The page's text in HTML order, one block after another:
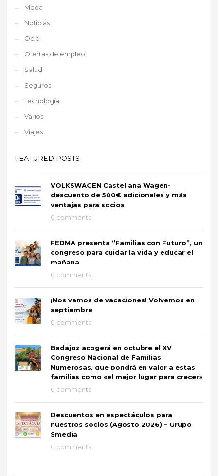
Moda
Noticias
Ocio
Ofertas de empleo
Salud
Seguros
Tecnología
Varios
Viajes
FEATURED POSTS
VOLKSWAGEN Castellana Wagen-
descuento de 500€ adicionales y más
ventajas para socios
0 comments
FEDMA presenta “Familias con Futuro”, un
congreso para cuidar la vida y educar el
mañana
0 comments
¡Nos vamos de vacaciones! Volvemos en
septiembre
0 comments
Badajoz acogerá en octubre el XV
Congreso Nacional de Familias
Numerosas, que pondrá en valor a estas
familias como «el mejor lugar para crecer»
0 comments
Descuentos en espectáculos para
nuestros socios (Agosto 2026) – Grupo
Smedia
0 comments